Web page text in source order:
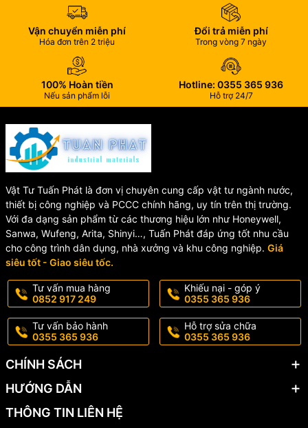
Sản phẩm được sản xuất từ nhựa ABS dày dặn, có khả năng chịu
lực tốt, chống va đập và hạn chế nứt gãy trong quá trình sử
✅ Dễ Dàng Lắp Đặt Và Thay Thế
nhanh chóng mà không cần nhiều dụng cụ chuyên dụng.
✅ Tương Thích Nhiều Loại Bồn
Cầu
LB05 có thể sử dụng cho cả bồn cầu một khối và hai khối, mang
đến sự linh hoạt cho người dùng.
🎯 Lợi Ích Khi Sử Dụng Cụm
Nhấn LB05
✔️ Xả nước nhanh và mạnh.
✔️ Tăng tính thẩm mỹ cho bồn cầu.
✔️ Chống gỉ sét, chống oxy hóa.
✔️ Tuổi thọ cao, sử dụng bền bỉ.
Vận chuyển miễn phí
Hóa đơn trên 2 triệu
Đổi trả miễn phí
Trong vòng 7 ngày
100% Hoàn tiền
Nếu sản phẩm lỗi
Hotline: 0355 365 936
Hỗ trợ 24/7
Vật Tư Tuấn Phát là đơn vị chuyên cung cấp vật tư ngành nước,
thiết bị công nghiệp và PCCC chính hãng, uy tín trên thị trường.
Với đa dạng sản phẩm từ các thương hiệu lớn như Honeywell,
Sanwa, Wufeng, Arita, Shinyi…, Tuấn Phát đáp ứng tốt nhu cầu
cho công trình dân dụng, nhà xưởng và khu công nghiệp. Giá
siêu tốt - Giao siêu tốc.
Tư vấn mua hàng
0852 917 249
Khiếu nại - góp ý
0355 365 936
Tư vấn bảo hành
0355 365 936
Hỗ trợ sửa chữa
0355 365 936
CHÍNH SÁCH
HƯỚNG DẪN
THÔNG TIN LIÊN HỆ